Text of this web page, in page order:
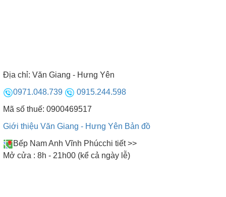
Địa chỉ: Văn Giang - Hưng Yên
0971.048.739
0915.244.598
Mã số thuế: 0900469517
Giới thiệu Văn Giang - Hưng Yên Bản đồ
Bếp Nam Anh Vĩnh Phúcchi tiết >>
Mở cửa : 8h - 21h00 (kể cả ngày lễ)